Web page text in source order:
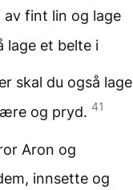
av fint lin og lage
lage et belte i
skal du også lage
og pryd. 41
Aron og
innsette og